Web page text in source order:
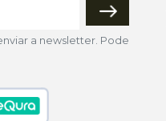
a newsletter. Pode